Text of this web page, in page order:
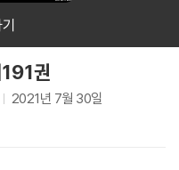
권
2021년 7월 30일